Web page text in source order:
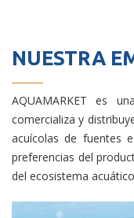
NUESTRA
AQUAMARKET es
comercializa y
acuícolas de fuentes
preferencias del
del ecosistema